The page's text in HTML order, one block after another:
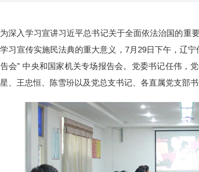
为深入学习宣讲习近平总书记关于全面依法治国的重
习宣传实施民法典的重大意义，7月29日下午，辽
会” 中央和国家机关专场报告会。党委书记任伟，
、王忠恒、陈雪玢以及党总支书记、各直属党支部